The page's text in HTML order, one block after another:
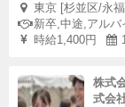
東京 [杉並区/永
新卒,中途,アル
時給1,400円
株式
式会